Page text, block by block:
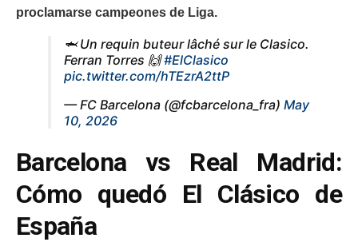
proclamarse campeones de Liga.
🦈 Un requin buteur lâché sur le Clasico.
Ferran Torres 🙌#ElClasico
pic.twitter.com/hTEzrA2ttP
— FC Barcelona (@fcbarcelona_fra) May
10, 2026
Barcelona vs Real Madrid:
Cómo quedó El Clásico de
España